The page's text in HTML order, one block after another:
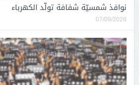
نوافذ شمسيّة شفافة تولّد الكهرباء
07/09/2026